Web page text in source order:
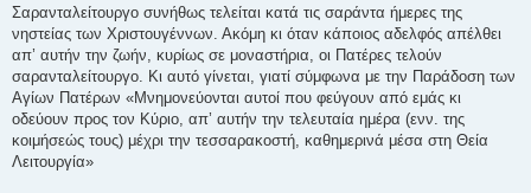
Σαρανταλείτουργο συνήθως τελείται κατά τις σαράντα ήμερες της
νηστείας των Χριστουγέννων. Ακόμη κι όταν κάποιος αδελφός απέλθει
απ’ αυτήν την ζωήν, κυρίως σε μοναστήρια, οι Πατέρες τελούν
σαρανταλείτουργο. Κι αυτό γίνεται, γιατί σύμφωνα με την Παράδοση των
Αγίων Πατέρων «Μνημονεύονται αυτοί που φεύγουν από εμάς κι
οδεύουν προς τον Κύριο, απ’ αυτήν την τελευταία ημέρα (ενν. της
κοιμήσεώς τους) μέχρι την τεσσαρακοστή, καθημερινά μέσα στη Θεία
Λειτουργία»